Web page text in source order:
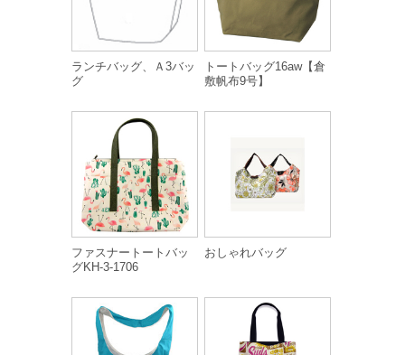
ランチバッグ、Ａ3バッ
グ
トートバッグ16aw【倉
敷帆布9号】
ファスナートートバッ
グKH-3-1706
おしゃれバッグ